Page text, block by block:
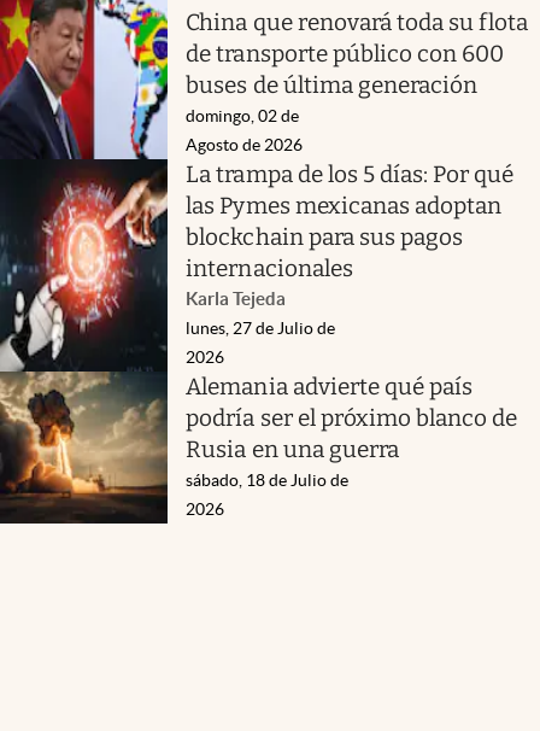
China que renovará toda su flota
de transporte público con 600
buses de última generación
domingo, 02 de
Agosto de 2026
La trampa de los 5 días: Por qué
las Pymes mexicanas adoptan
blockchain para sus pagos
internacionales
Karla Tejeda
lunes, 27 de Julio de
2026
Alemania advierte qué país
podría ser el próximo blanco de
Rusia en una guerra
sábado, 18 de Julio de
2026